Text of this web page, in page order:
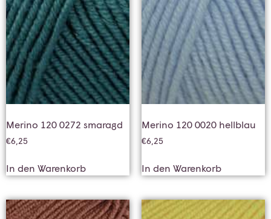
Merino 120 0272 smaragd
€6,25
In den Warenkorb
Merino 120 0020 hellblau
€6,25
In den Warenkorb